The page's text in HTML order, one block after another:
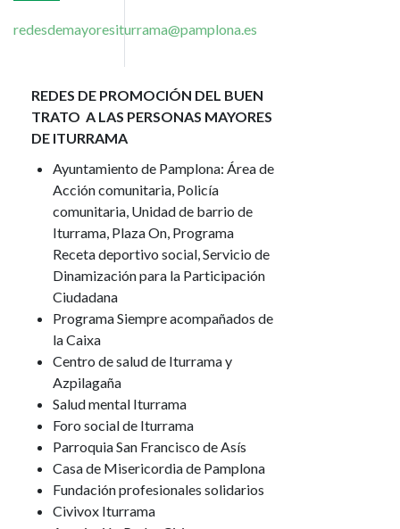
redesdemayoresiturrama@pamplona.es
REDES DE PROMOCIÓN DEL BUEN
TRATO A LAS PERSONAS MAYORES
DE ITURRAMA
Ayuntamiento de Pamplona: Área de
Acción comunitaria, Policía
comunitaria, Unidad de barrio de
Iturrama, Plaza On, Programa
Receta deportivo social, Servicio de
Dinamización para la Participación
Ciudadana
Programa Siempre acompañados de
la Caixa
Centro de salud de Iturrama y
Azpilagaña
Salud mental Iturrama
Foro social de Iturrama
Parroquia San Francisco de Asís
Casa de Misericordia de Pamplona
Fundación profesionales solidarios
Civivox Iturrama